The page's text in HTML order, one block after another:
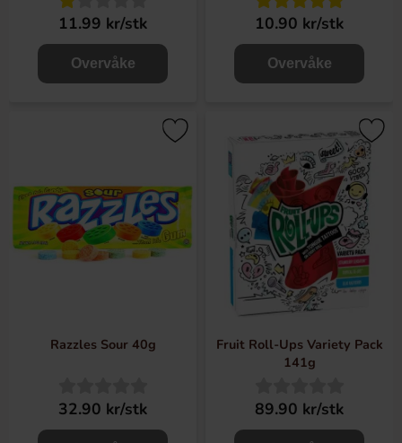
11.99 kr/stk
Overvåke
10.90 kr/stk
Overvåke
Razzles Sour 40g
32.90 kr/stk
Fruit Roll-Ups Variety Pack
141g
89.90 kr/stk